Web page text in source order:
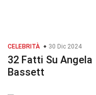
CELEBRITÀ 30 Dic 2024
32 Fatti Su Angela
Bassett